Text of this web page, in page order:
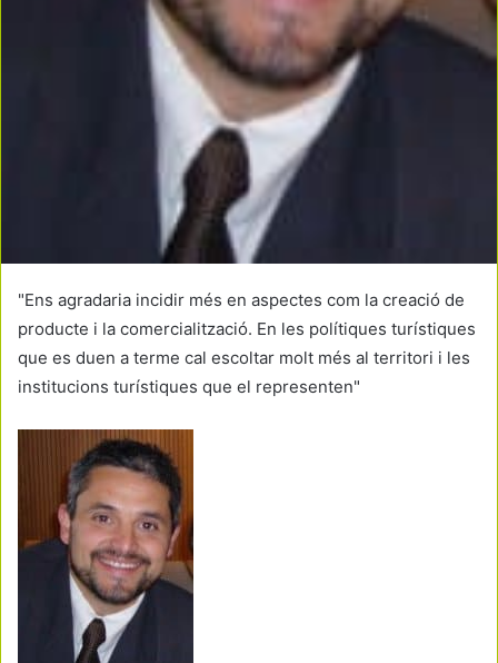
"Ens agradaria incidir més en aspectes com la creació de
producte i la comercialització. En les polítiques turístiques
que es duen a terme cal escoltar molt més al territori i les
institucions turístiques que el representen"